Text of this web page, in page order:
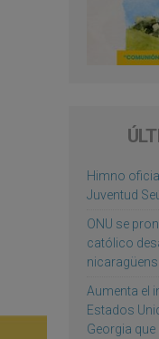
Himno
Juventud
ONU se
católico
Aumenta el
Estados
Georgia